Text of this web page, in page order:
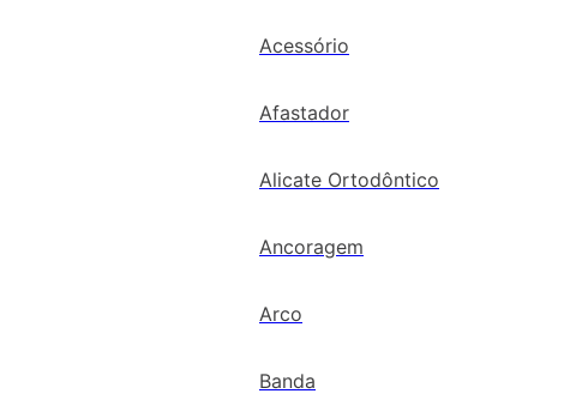
Acessório
Afastador
Alicate Ortodôntico
Ancoragem
Arco
Banda